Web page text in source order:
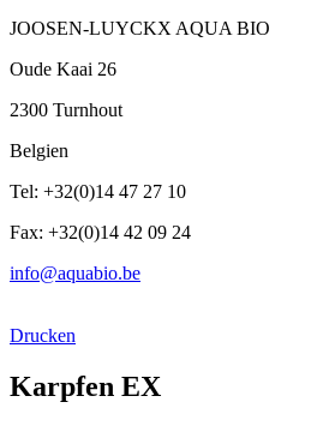
JOOSEN-LUYCKX AQUA BIO
Oude Kaai 26
2300 Turnhout
Belgien
Tel: +32(0)14 47 27 10
Fax: +32(0)14 42 09 24
info@aquabio.be
Drucken
Karpfen EX